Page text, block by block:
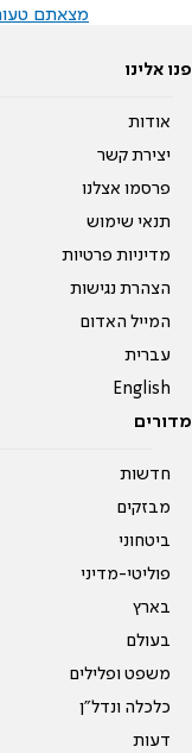
מצאתם
פנו אלינו
אודות
יצירת קשר
פרסמו אצלנו
תנאי שימוש
מדיניות פרטיות
הצהרת נגישות
המייל האדום
עברית
English
מדורים
חדשות
מבזקים
ביטחוני
פוליטי-מדיני
בארץ
בעולם
משפט ופלילים
כלכלה ונדל"ן
דעות